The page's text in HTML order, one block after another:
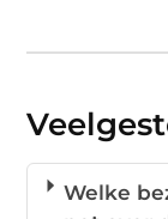
Welke